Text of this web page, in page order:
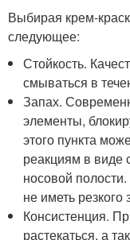
Выбирая крем-
следующее:
Стойкость.
смываться в
Запах.
элементы,
этого пункта
реакциям в виде
носовой
не иметь резкого
Консистенция.
растекаться, а